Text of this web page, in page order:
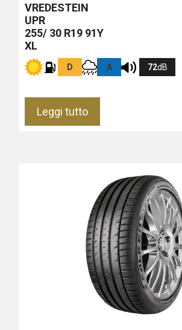
VREDESTEIN
UPR
255/ 30 R19 91Y
XL
D A 72dB
Leggi tutto